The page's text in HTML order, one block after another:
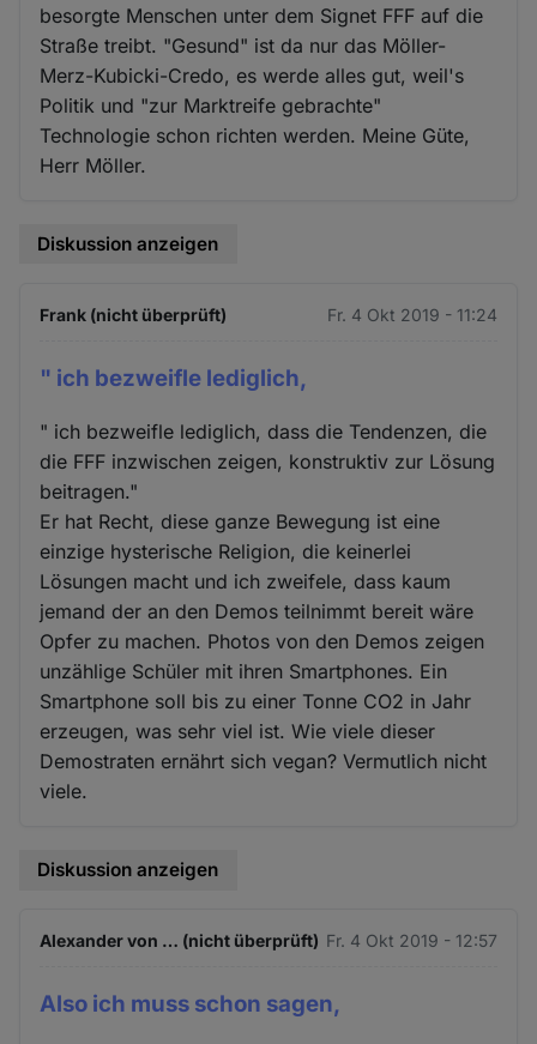
besorgte Menschen unter dem Signet FFF auf die
Straße treibt. "Gesund" ist da nur das Möller-
Merz-Kubicki-Credo, es werde alles gut, weil's
Politik und "zur Marktreife gebrachte"
Technologie schon richten werden. Meine Güte,
Herr Möller.
Diskussion anzeigen
Frank (nicht überprüft) Fr. 4 Okt 2019 - 11:24
" ich bezweifle lediglich,
" ich bezweifle lediglich, dass die Tendenzen, die
die FFF inzwischen zeigen, konstruktiv zur Lösung
beitragen."
Er hat Recht, diese ganze Bewegung ist eine
einzige hysterische Religion, die keinerlei
Lösungen macht und ich zweifele, dass kaum
jemand der an den Demos teilnimmt bereit wäre
Opfer zu machen. Photos von den Demos zeigen
unzählige Schüler mit ihren Smartphones. Ein
Smartphone soll bis zu einer Tonne CO2 in Jahr
erzeugen, was sehr viel ist. Wie viele dieser
Demostraten ernährt sich vegan? Vermutlich nicht
viele.
Diskussion anzeigen
Alexander von … (nicht überprüft) Fr. 4 Okt 2019 - 12:57
Also ich muss schon sagen,